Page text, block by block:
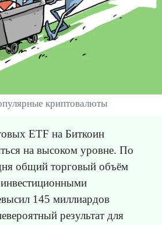
криптовалюты
ETF на Биткоин
на высоком уровне. По
общий торговый объём
145 миллиардов
результат для